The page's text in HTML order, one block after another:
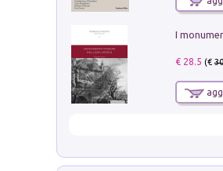
€ 28.5 (€